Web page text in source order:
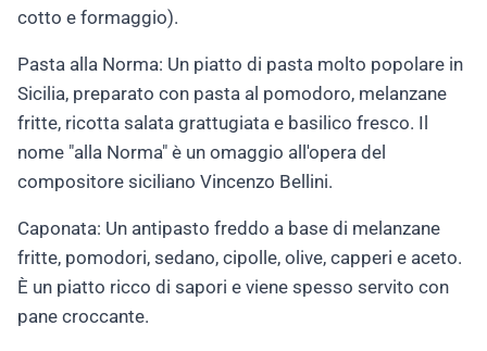
cotto e formaggio).
Pasta alla Norma: Un piatto di pasta molto popolare in
Sicilia, preparato con pasta al pomodoro, melanzane
fritte, ricotta salata grattugiata e basilico fresco. Il
nome "alla Norma" è un omaggio all'opera del
compositore siciliano Vincenzo Bellini.
Caponata: Un antipasto freddo a base di melanzane
fritte, pomodori, sedano, cipolle, olive, capperi e aceto.
È un piatto ricco di sapori e viene spesso servito con
pane croccante.